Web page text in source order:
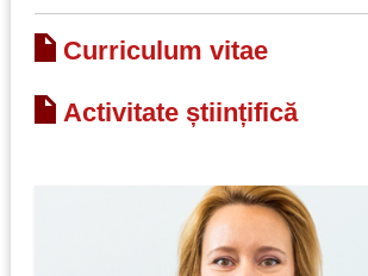
Curriculum vitae
Activitate științifică